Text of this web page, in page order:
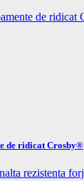
de ridicat Crosby®